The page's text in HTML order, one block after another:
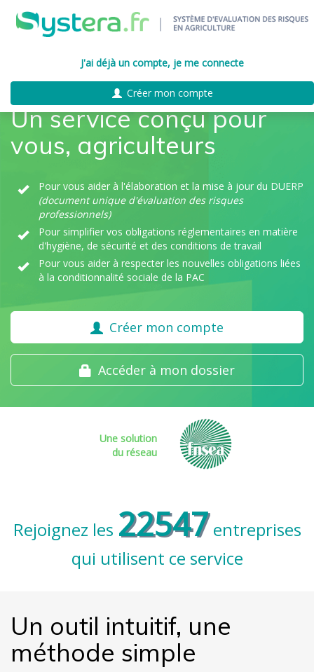
J'ai déjà un compte, je me connecte
Créer mon compte
Un service conçu pour
vous, agriculteurs
Pour vous aider à l'élaboration et la mise à jour du DUERP
(document unique d'évaluation des risques
professionnels)
Pour simplifier vos obligations réglementaires en matière
d'hygiène, de sécurité et des conditions de travail
Pour vous aider à respecter les nouvelles obligations liées
à la conditionnalité sociale de la PAC
Créer mon compte
Accéder à mon dossier
Une solution
du réseau
Rejoignez les 22547 entreprises
qui utilisent ce service
Un outil intuitif, une
méthode simple